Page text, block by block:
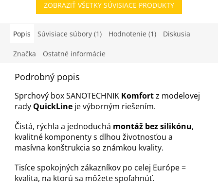
ZOBRAZIŤ VŠETKY SÚVISIACE PRODUKTY
Popis Súvisiace súbory (1) Hodnotenie (1) Diskusia
Značka Ostatné informácie
Podrobný popis
Sprchový box SANOTECHNIK Komfortz modelovej
rady QuickLine je výborným riešením.
Čistá, rýchla a jednoduchá montáž bez silikónu,
kvalitné komponenty s dlhou životnosťou a
masívna konštrukcia so známkou kvality.
Tisíce spokojných zákazníkov po celej Európe =
kvalita, na ktorú sa môžete spoľahnúť.